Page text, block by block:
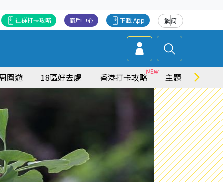
繁简
下載 App
商戶中心
社群打卡攻略
圍遊 18區好去處 香港打卡攻略 主題特集